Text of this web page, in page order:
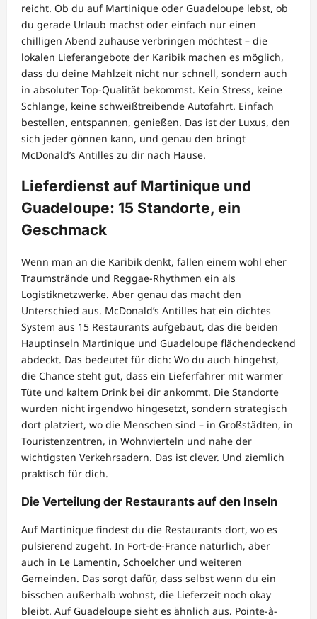
reicht. Ob du auf Martinique oder Guadeloupe lebst, ob
du gerade Urlaub machst oder einfach nur einen
chilligen Abend zuhause verbringen möchtest – die
lokalen Lieferangebote der Karibik machen es möglich,
dass du deine Mahlzeit nicht nur schnell, sondern auch
in absoluter Top-Qualität bekommst. Kein Stress, keine
Schlange, keine schweißtreibende Autofahrt. Einfach
bestellen, entspannen, genießen. Das ist der Luxus, den
sich jeder gönnen kann, und genau den bringt
McDonald’s Antilles zu dir nach Hause.
Lieferdienst auf Martinique und
Guadeloupe: 15 Standorte, ein
Geschmack
Wenn man an die Karibik denkt, fallen einem wohl eher
Traumstrände und Reggae-Rhythmen ein als
Logistiknetzwerke. Aber genau das macht den
Unterschied aus. McDonald’s Antilles hat ein dichtes
System aus 15 Restaurants aufgebaut, das die beiden
Hauptinseln Martinique und Guadeloupe flächendeckend
abdeckt. Das bedeutet für dich: Wo du auch hingehst,
die Chance steht gut, dass ein Lieferfahrer mit warmer
Tüte und kaltem Drink bei dir ankommt. Die Standorte
wurden nicht irgendwo hingesetzt, sondern strategisch
dort platziert, wo die Menschen sind – in Großstädten, in
Touristenzentren, in Wohnvierteln und nahe der
wichtigsten Verkehrsadern. Das ist clever. Und ziemlich
praktisch für dich.
Die Verteilung der Restaurants auf den Inseln
Auf Martinique findest du die Restaurants dort, wo es
pulsierend zugeht. In Fort-de-France natürlich, aber
auch in Le Lamentin, Schoelcher und weiteren
Gemeinden. Das sorgt dafür, dass selbst wenn du ein
bisschen außerhalb wohnst, die Lieferzeit noch okay
bleibt. Auf Guadeloupe sieht es ähnlich aus. Pointe-à-